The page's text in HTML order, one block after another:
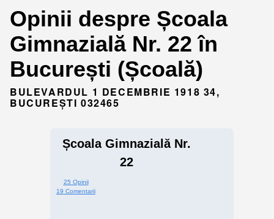
Opinii despre Școala
Gimnazială Nr. 22 în
București (Școală)
BULEVARDUL 1 DECEMBRIE 1918 34,
BUCUREȘTI 032465
Școala Gimnazială Nr.
22
25 Opinii
19 Comentarii